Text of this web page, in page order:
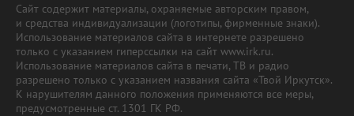
Сайт содержит материалы, охраняемые авторским правом,
и средства индивидуализации (логотипы, фирменные знаки).
Использование материалов сайта в интернете разрешено
только с указанием гиперссылки на сайт www.irk.ru.
Использование материалов сайта в печати, ТВ и радио
разрешено только с указанием названия сайта «Твой Иркутск».
К нарушителям данного положения применяются все меры,
предусмотренные ст. 1301 ГК РФ.